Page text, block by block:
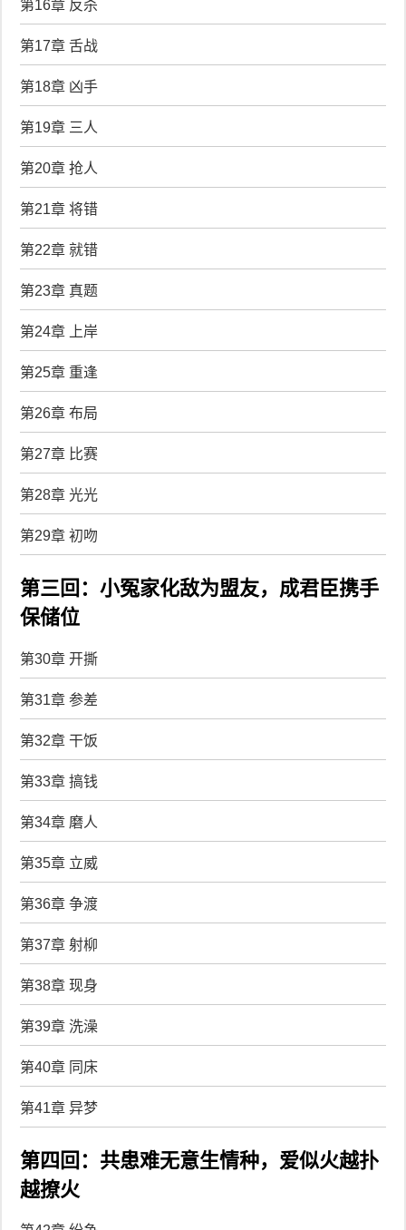
第16章 反杀
第17章 舌战
第18章 凶手
第19章 三人
第20章 抢人
第21章 将错
第22章 就错
第23章 真题
第24章 上岸
第25章 重逢
第26章 布局
第27章 比赛
第28章 光光
第29章 初吻
第三回：小冤家化敌为盟友，成君臣携手
保储位
第30章 开撕
第31章 参差
第32章 干饭
第33章 搞钱
第34章 磨人
第35章 立威
第36章 争渡
第37章 射柳
第38章 现身
第39章 洗澡
第40章 同床
第41章 异梦
第四回：共患难无意生情种，爱似火越扑
越撩火